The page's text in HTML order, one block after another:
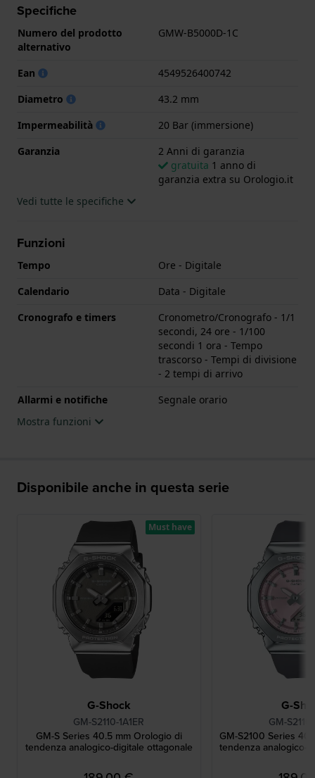
fornito con 2 Anni di garanzia.
.
Specifiche
Numero del prodotto
alternativo
GMW-B5000D-1C
Ean
4549526400742
Diametro
43.2 mm
Impermeabilità
20 Bar (immersione)
Garanzia
2 Anni di garanzia
gratuita 1 anno di
garanzia extra su Orologio.it
Vedi tutte le specifiche
Funzioni
Tempo
Ore - Digitale
Calendario
Data - Digitale
Cronografo e timers
Cronometro/Cronografo - 1/1
secondi, 24 ore - 1/100
secondi 1 ora - Tempo
trascorso - Tempi di divisione
- 2 tempi di arrivo
Allarmi e notifiche
Segnale orario
Mostra funzioni
Disponibile anche in questa serie
G-Shock
GM-S2110-1A1ER
GM-S Series 40.5 mm Orologio di
tendenza analogico-digitale ottagonale
Must have
G-
GM-
GM-S2100 Series
tendenza analogico-